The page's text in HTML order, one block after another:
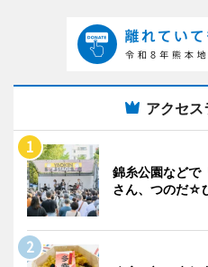
アクセ
錦糸公園など
さん、つのだ☆